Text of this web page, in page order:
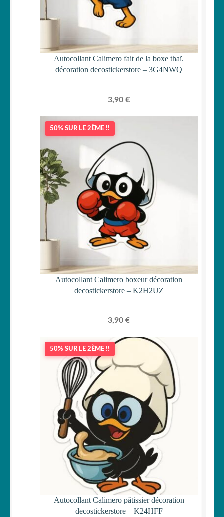
Autocollant Calimero fait de la boxe thaï.
décoration decostickerstore – 3G4NWQ
3,90 €
50% SUR LE 2ÈME !!
Autocollant Calimero boxeur décoration
decostickerstore – K2H2UZ
3,90 €
50% SUR LE 2ÈME !!
Autocollant Calimero pâtissier décoration
decostickerstore – K24HFF